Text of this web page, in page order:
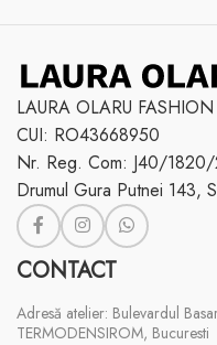
LAURA OLARU
CUI: RO43668950
Nr. Reg. Com: J40/1820/
Drumul Gura Putnei 143,
CONTACT
Adresă atelier: Bulevardul
TERMODENSIROM, Bucuresti